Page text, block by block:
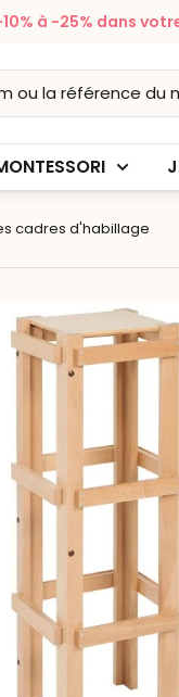
à -25% dans
cadres d'habillage